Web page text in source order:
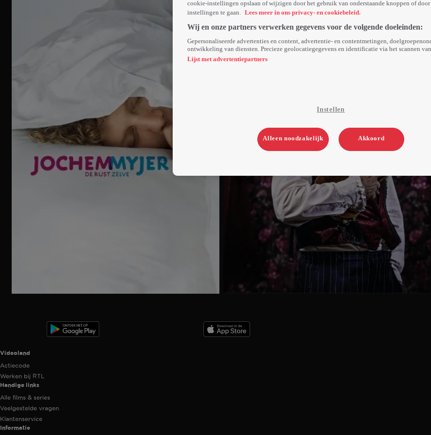
Videoland useful links.
Videoland
Actiecode
Werken bij RTL
Handige links
Alle films & series
Veelgestelde vragen
Klantenservice
Informatie
cookie-instellingen opslaan of wijzigen door het gebruik van onderstaande knoppen of
instellingen te gaan.
Lees meer in ons privacy- en cookiebeleid.
Wij en onze partners verwerken gegevens voor de volgende doeleinden:
Gepersonaliseerde advertenties en content, advertentie- en contentmetingen,
ontwikkeling van diensten. Precieze geolocatiegegevens en identificatie via het scannen van
Lijst met advertentiepartners
Instellen
Alleen noodzakelijk Akkoord